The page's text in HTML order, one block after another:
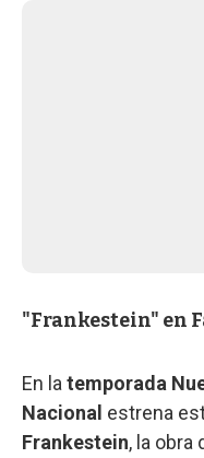
"Frankestein" en
En latemporada
Nacional estrena
Frankestein, la obra